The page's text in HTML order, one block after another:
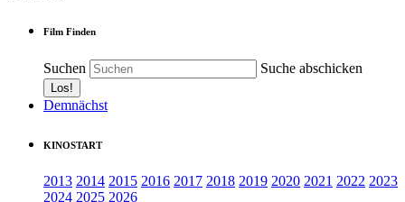
Film Finden
Suchen Suche abschicken
Demnächst
KINOSTART
2013 2014 2015 2016 2017 2018 2019 2020 2021 2022 2023
2024 2025 2026